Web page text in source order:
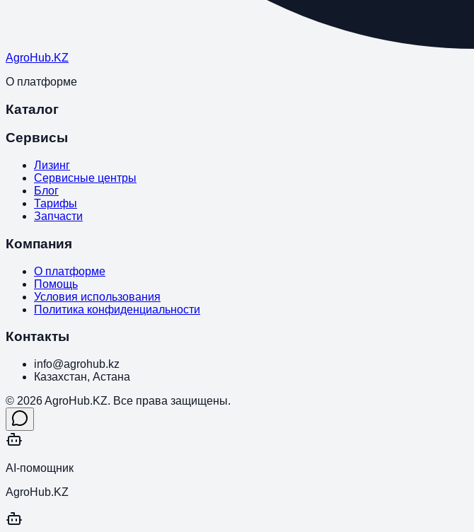
AgroHub.KZ
О платформе
Каталог
Сервисы
Лизинг
Сервисные центры
Блог
Тарифы
Запчасти
Компания
О платформе
Помощь
Условия использования
Политика конфиденциальности
Контакты
info@agrohub.kz
Казахстан, Астана
© 2026 AgroHub.KZ. Все права защищены.
AI-помощник
AgroHub.KZ